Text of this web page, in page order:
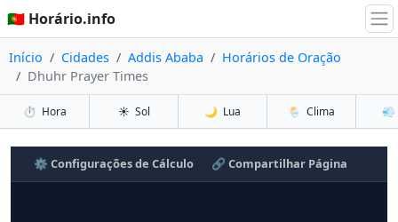
🇵🇹 Horário.info
Início Cidades Addis Ababa
Horários de Oração
Dhuhr Prayer Times
⏱️ Hora ☀️ Sol 🌙 Lua 🌦️ Clima 💨
⚙️ Configurações de Cálculo 🔗 Compartilhar Página